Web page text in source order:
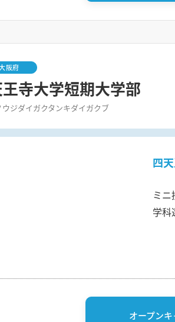
阪府
寺大学短期大学部
ウジダイガクタンキダイガクブ
四
ミ
学科
オープン